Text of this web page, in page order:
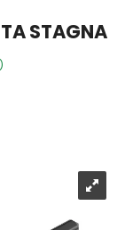
STAGNA